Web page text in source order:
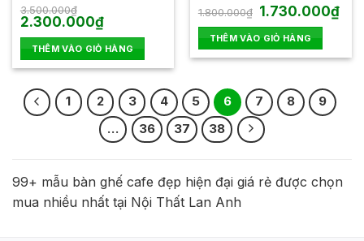
Được
xếp
hạng
0
5
sao
3.500.000₫
Giá
gốc
là:
3.500.000₫.
2.300.000₫Giá
hiện
tại
là:
2.300.000₫.
THÊM VÀO GIỎ HÀNG
Được
hạng
0
5
1.800.000₫ Giá
gốc
là:
1.800.000₫.
1.730.000₫Giá
hiện
THÊM VÀO GIỎ HÀNG
1 2 3 4 5 6 7 8
9
…
36 37 38
99+ mẫu bàn ghế cafe đẹp hiện đại giá rẻ được chọn
mua nhiều nhất tại Nội Thất Lan Anh